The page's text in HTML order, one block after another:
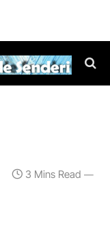
3 Mins Read